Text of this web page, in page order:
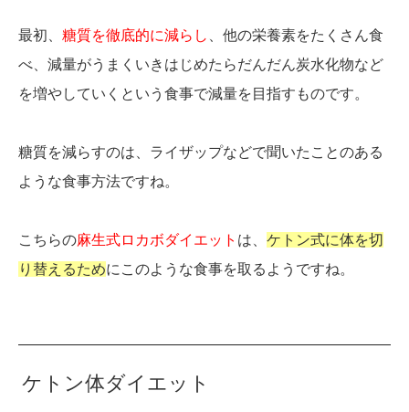
最初、 糖質を徹底的に減らし
、他の栄養素をたくさん食
べ、減量がうまくいきはじめたらだんだん炭水化物など
を増やしていくという食事で減量を目指すものです。
糖質を減らすのは、ライザップなどで聞いたことのある
ような食事方法ですね。
こちらの麻生式ロカボダイエット は、 ケトン式に体を切
り替えるためにこのような食事を取るようですね。
ケトン体ダイエット